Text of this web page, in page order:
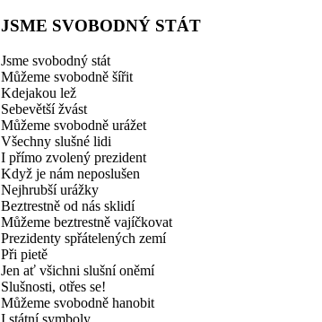
JSME SVOBODNÝ STÁT
Jsme svobodný stát
Můžeme svobodně šířit
Kdejakou lež
Sebevětší žvást
Můžeme svobodně urážet
Všechny slušné lidi
I přímo zvolený prezident
Když je nám neposlušen
Nejhrubší urážky
Beztrestně od nás sklidí
Můžeme beztrestně vajíčkovat
Prezidenty spřátelených zemí
Při pietě
Jen ať všichni slušní oněmí
Slušnosti, otřes se!
Můžeme svobodně hanobit
I státní symboly